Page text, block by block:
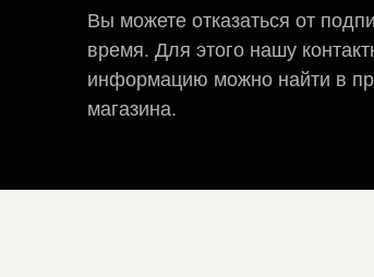
Вы можете отказаться от
время. Для этого нашу
информацию можно найти в
магазина.